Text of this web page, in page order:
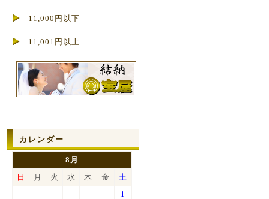
11,000円以下
11,001円以上
カレンダー
8月
日
月 火 水 木 金
土
1